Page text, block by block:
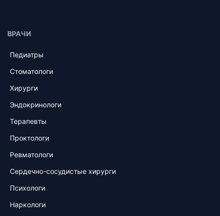
ВРАЧИ
Педиатры
Стоматологи
Хирурги
Эндокринологи
Терапевты
Проктологи
Ревматологи
Сердечно-сосудистые хирурги
Психологи
Наркологи